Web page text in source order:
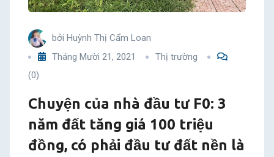
tăng
giá
100
triệu
đồng,
bởi Huỳnh Thị Cẩm Loan
Tháng Mười 21, 2021
Thị trường
(0)
Chuyện của nhà đầu tư F0: 3
năm đất tăng giá 100 triệu
đồng, có phải đầu tư đất nền là